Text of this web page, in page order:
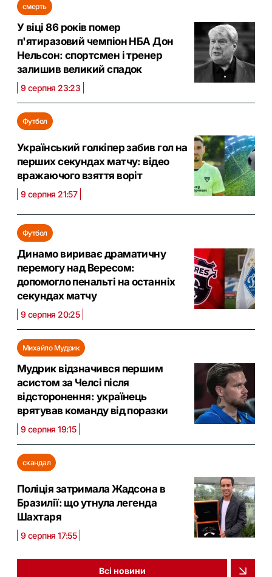
смерть
У віці 86 років помер
п'ятиразовий чемпіон НБА Дон
Нельсон: спортсмен і тренер
залишив великий спадок
9 серпня 23:23
Футбол
Український голкіпер забив гол на
перших секундах матчу: відео
вражаючого взяття воріт
9 серпня 21:57
Футбол
Динамо вириває драматичну
перемогу над Вересом:
допомогло пенальті на останніх
секундах матчу
9 серпня 20:25
Михайло Мудрик
Мудрик відзначився першим
асистом за Челсі після
відсторонення: українець
врятував команду від поразки
9 серпня 19:15
скандал
Поліція затримала Жадсона в
Бразилії: що утнула легенда
Шахтаря
9 серпня 17:55
Всі новини